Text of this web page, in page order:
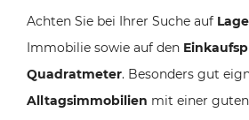
Achten Sie bei Ihrer Suche auf Lage
Immobilie sowie auf den
Quadratmeter. Besonders gut
Alltagsimmobilien mit einer